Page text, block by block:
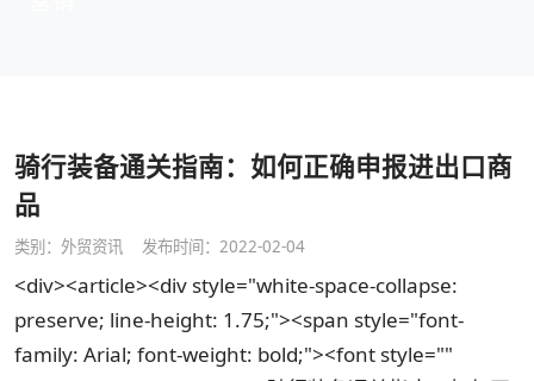
骑行装备通关指南：如何正确申报进出口商
品
类别： 外贸资讯 发布时间：2022-02-04
<div><article><div style="white-space-collapse:
preserve; line-height: 1.75;"><span style="font-
family: Arial; font-weight: bold;"><font style=""